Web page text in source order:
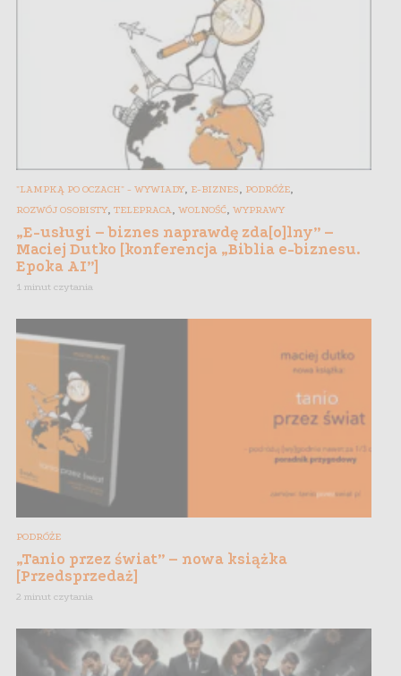
"LAMPKĄ PO OCZACH" - WYWIADY, E-BIZNES PODRÓŻE
ROZWÓJ OSOBISTY, TELEPRACA WOLNOŚĆ WYPRAWY
„E-usługi – biznes naprawdę zda[o]lny” –
Maciej Dutko [konferencja „Biblia e-biznesu.
Epoka AI”]
1 minut czytania
PODRÓŻE
„Tanio przez świat” – nowa książka
[Przedsprzedaż]
2 minut czytania